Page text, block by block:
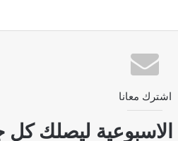
اشترك معانا
ليصلك كل